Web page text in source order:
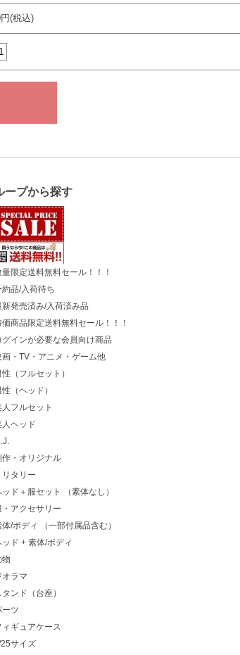
(税込)
ープから探す
量限定送料無料セール！！！
約品/入荷待ち
新発売済み/入荷済み品
価商品限定送料無料セール！！！
グインが必要な会員向け商品
画・TV・アニメ・ゲーム他
性（フルセット）
性（ヘッド）
人フルセット
人ヘッド
作・オリジナル
リタリー
ッド＋服セット （素体なし）
・アクセサリー
体/ボディ （一部付属品含む）
ッド + 素体/ボディ
物
オラマ
タンド（台座）
ーツ
ィギュアケース
サイズ